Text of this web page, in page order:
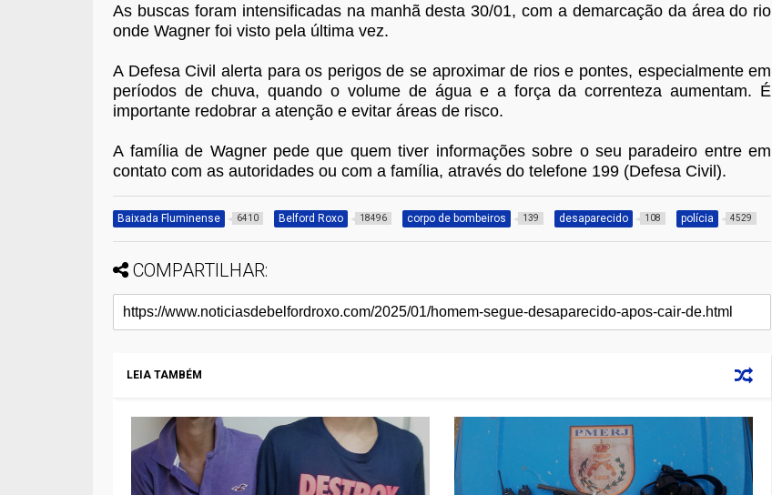
As buscas foram intensificadas na manhã desta 30/01, com a demarcação da área do rio
onde Wagner foi visto pela última vez.
A Defesa Civil alerta para os perigos de se aproximar de rios e pontes, especialmente em
períodos de chuva, quando o volume de água e a força da correnteza aumentam. É
importante redobrar a atenção e evitar áreas de risco.
A família de Wagner pede que quem tiver informações sobre o seu paradeiro entre em
contato com as autoridades ou com a família, através do telefone 199 (Defesa Civil).
Baixada Fluminense 6410 Belford Roxo 18496 corpo de bombeiros 139 desaparecido 108 polícia 4529
COMPARTILHAR:
LEIA TAMBÉM